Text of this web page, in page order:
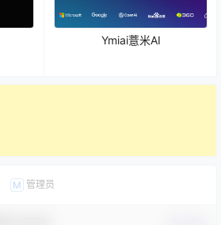
Ymiai薏米AI
M 管理员